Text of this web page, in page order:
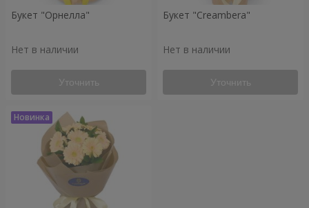
Букет "Орнелла"
Нет в наличии
Уточнить
Букет "Creambera"
Нет в наличии
Уточнить